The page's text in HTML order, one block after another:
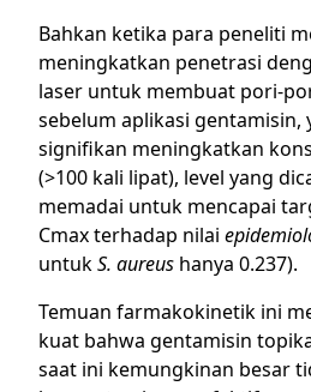
Bahkan ketika para peneliti
meningkatkan penetrasi
laser untuk membuat pori-
sebelum aplikasi gentamisin,
signifikan meningkatkan
(>100 kali lipat), level yang
memadai untuk mencapai
Cmax terhadap nilai
untukS. aureus hanya 0.237).
Temuan farmakokinetik ini
kuat bahwa gentamisin
saat ini kemungkinan besar